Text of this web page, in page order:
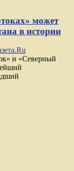
может
в истории
и «Северный